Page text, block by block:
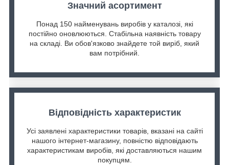
Значний асортимент
Понад 150 найменувань виробів у каталозі, які
постійно оновлюються. Стабільна наявність товару
на складі. Ви обов'язково знайдете той виріб, який
вам потрібний.
Відповідність характеристик
Усі заявлені характеристики товарів, вказані на сайті
нашого інтернет-магазину, повністю відповідають
характеристикам виробів, які доставляються нашим
покупцям.